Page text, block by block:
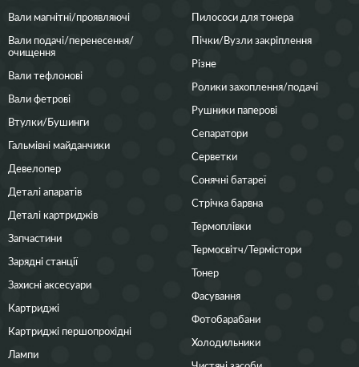
Вали магнітні/проявляючі
Вали подачі/перенесення/
очищення
Вали тефлонові
Вали фетрові
Втулки/Бушинги
Гальмівні майданчики
Девелопер
Деталі апаратів
Деталі картриджів
Запчастини
Зарядні станції
Захисні аксесуари
Картриджі
Картриджі першопрохідні
Лампи
Пилососи для тонера
Пічки/Вузли закріплення
Різне
Ролики захоплення/подачі
Рушники паперові
Сепаратори
Серветки
Сонячні батареї
Стрічка барвна
Термоплівки
Термосвітч/Термістори
Тонер
Фасування
Фотобарабани
Холодильники